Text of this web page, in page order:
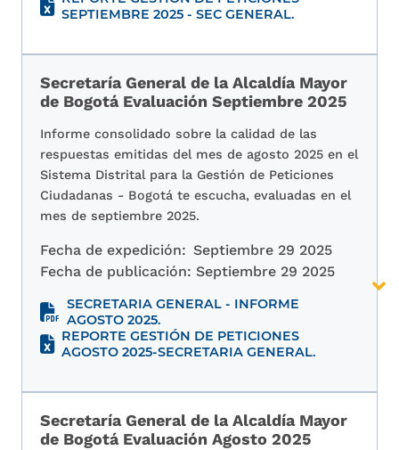
SEPTIEMBRE 2025 - SEC GENERAL.
Secretaría General de la Alcaldía Mayor
de Bogotá Evaluación Septiembre 2025
Informe consolidado sobre la calidad de las
respuestas emitidas del mes de agosto 2025 en el
Sistema Distrital para la Gestión de Peticiones
Ciudadanas - Bogotá te escucha, evaluadas en el
mes de septiembre 2025.
Fecha de expedición: Septiembre 29 2025
Fecha de publicación: Septiembre 29 2025
SECRETARIA GENERAL - INFORME
AGOSTO 2025.
REPORTE GESTIÓN DE PETICIONES
AGOSTO 2025-SECRETARIA GENERAL.
Secretaría General de la Alcaldía Mayor
de Bogotá Evaluación Agosto 2025